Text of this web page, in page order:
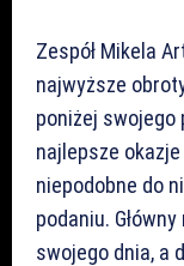
Zespół Mikela
najwyższe
poniżej swojego
najlepsze okazje
niepodobne do
podaniu.
swojego dnia, a